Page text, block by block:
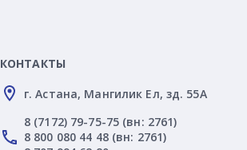
КОНТАКТЫ
г. Астана, Мангилик Ел, зд. 55А
8 (7172) 79-75-75 (вн: 2761)
8 800 080 44 48 (вн: 2761)